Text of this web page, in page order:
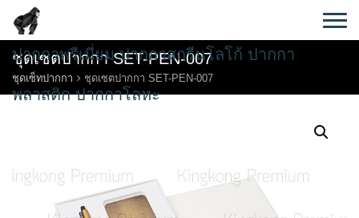
content
ปากกาพรีเมี่ยม ปากกาสกรีนโลโก้ ปากกา
พลาสติก ปากกาโลหะ
ชุดเซตปากกา SET-PEN-007
ชุดเซ็ทปากกา ชุดเซตปากกา SET-PEN-007